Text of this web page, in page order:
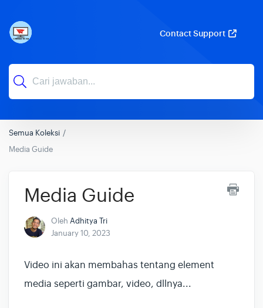
Contact Support
Semua Koleksi
Media Guide
Media Guide
Oleh Adhitya Tri
January 10, 2023
Video ini akan membahas tentang element
media seperti gambar, video, dllnya...